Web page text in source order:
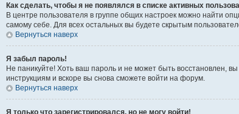
Как сделать, чтобы я не появлялся в списке активных
В центре пользователя в группе общих настроек можно найти
самому себе. Для всех остальных вы будете скрытым
Вернуться наверх
Я забыл пароль!
Не паникуйте! Хоть ваш пароль и не может быть восстановлен,
инструкциям и вскоре вы снова сможете войти на форум.
Вернуться наверх
Я только что зарегистрировался, но не могу войти!